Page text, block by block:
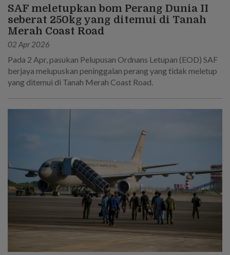
SAF meletupkan bom Perang Dunia II
seberat 250kg yang ditemui di Tanah
Merah Coast Road
02 Apr 2026
Pada 2 Apr, pasukan Pelupusan Ordnans Letupan (EOD) SAF
berjaya melupuskan peninggalan perang yang tidak meletup
yang ditemui di Tanah Merah Coast Road.